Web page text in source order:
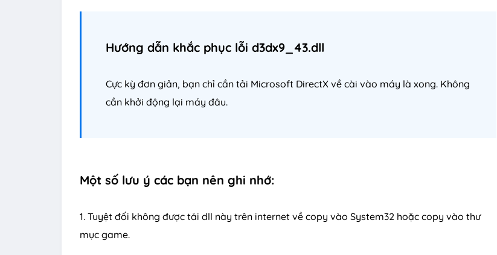
Hướng dẫn khắc phục lỗi d3dx9_43.dll
Cực kỳ đơn giản, bạn chỉ cần tải Microsoft DirectX về cài vào máy là xong. Không
cần khởi động lại máy đâu.
Một số lưu ý các bạn nên ghi nhớ:
1. Tuyệt đối không được tải dll này trên internet về copy vào System32 hoặc copy vào thư
mục game.